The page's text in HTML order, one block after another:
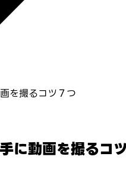
を撮るコツ７つ
動画を撮るコ